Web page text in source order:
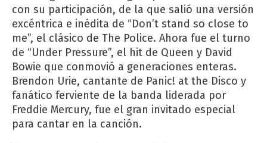
con su participación, de la que salió una versión
excéntrica e inédita de “Don’t stand so close to
me”, el clásico de The Police. Ahora fue el turno
de “Under Pressure”, el hit de Queen y David
Bowie que conmovió a generaciones enteras.
Brendon Urie, cantante de Panic! at the Disco y
fanático ferviente de la banda liderada por
Freddie Mercury, fue el gran invitado especial
para cantar en la canción.